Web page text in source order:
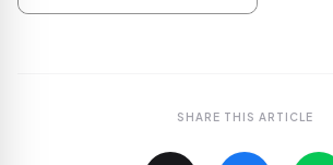
SHARE THIS ARTICLE